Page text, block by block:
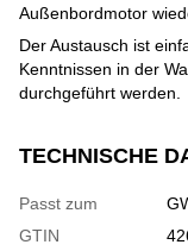
Außenbordmotor
Der Austausch ist
Kenntnissen in der
durchgeführt werden.
TECHNISCHE
Passt zum
GTIN